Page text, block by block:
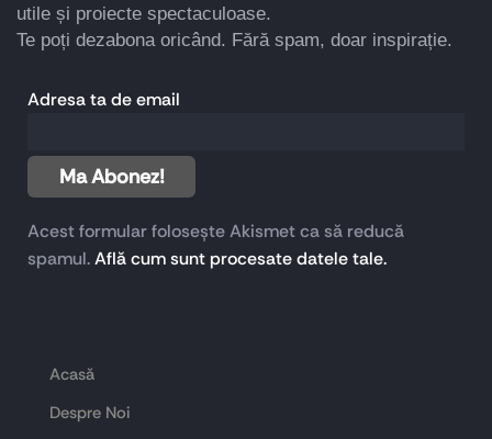
utile și proiecte spectaculoase.
Te poți dezabona oricând. Fără spam, doar inspirație.
Adresa ta de email
Acest formular folosește Akismet ca să reducă
spamul.Află cum sunt procesate datele tale.
Acasă
Despre Noi